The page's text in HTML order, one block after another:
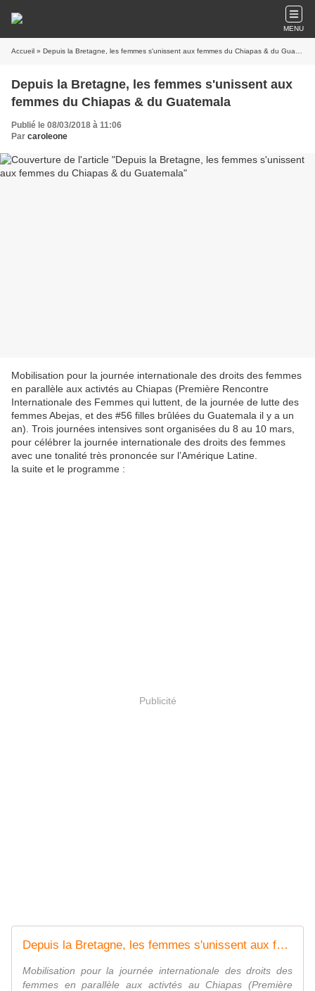
MENU
Accueil » Depuis la Bretagne, les femmes s'unissent aux femmes du Chiapas & du Guatemala
Depuis la Bretagne, les femmes s'unissent aux
femmes du Chiapas & du Guatemala
Publié le 08/03/2018 à 11:06
Par caroleone
Mobilisation pour la journée internationale des droits des femmes
en parallèle aux activtés au Chiapas (Première Rencontre
Internationale des Femmes qui luttent, de la journée de lutte des
femmes Abejas, et des #56 filles brûlées du Guatemala il y a un
an). Trois journées intensives sont organisées du 8 au 10 mars,
pour célébrer la journée internationale des droits des femmes
avec une tonalité très prononcée sur l’Amérique Latine.
la suite et le programme :
Publicité
Depuis la Bretagne, les femmes s'unissent aux femmes du Chiapas & du Guatemala
Mobilisation pour la journée internationale des droits des
femmes en parallèle aux activtés au Chiapas (Première